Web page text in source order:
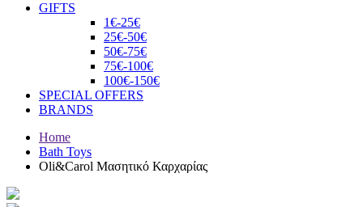
GIFTS
1€-25€
25€-50€
50€-75€
75€-100€
100€-150€
SPECIAL OFFERS
BRANDS
Home
Bath Toys
Oli&Carol Μασητικό Καρχαρίας